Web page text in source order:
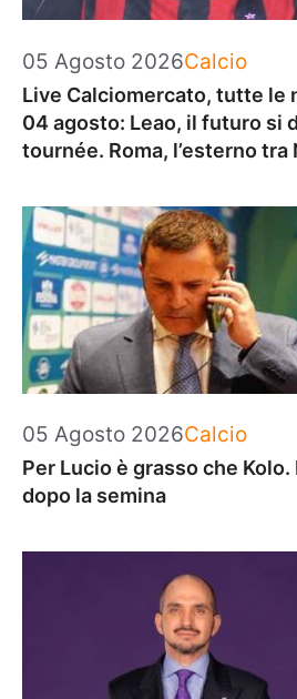
05 Agosto 2026Categorie
Calcio
Live Calciomercato, tutte le
04 agosto: Leao, il futuro si
tournée. Roma, l’esterno tra
05 Agosto 2026Categorie
Calcio
Per Lucio è grasso che
dopo la semina